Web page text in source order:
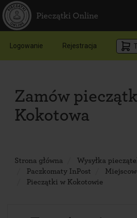
Pieczątki Online
Logowanie Rejestracja
Zamów
Kokotowa
Strona główna
Wysyłka
Paczkomaty InPost
Pieczątki w Kokotowie